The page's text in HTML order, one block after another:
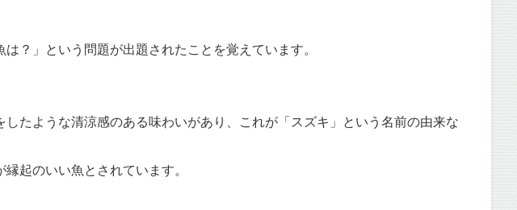
？」という問題が出題されたことを覚えています。
たような清涼感のある味わいがあり、これが「スズキ」という名前の由来な
起のいい魚とされています。